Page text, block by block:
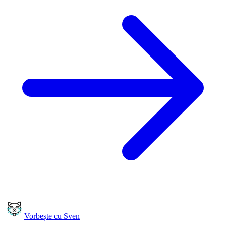
Vorbește cu Sven